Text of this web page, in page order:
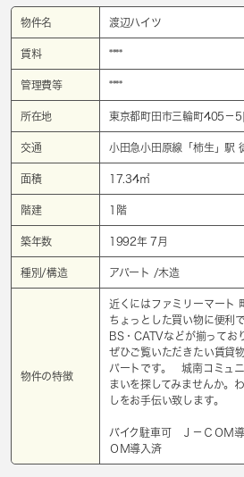
物件名 渡辺ハイツ
賃料 ****
管理費等 ****
所在地 東京都町田市三輪町405－5[
交通 小田急小田原線「柿生 」駅
面積 17.34㎡
階建 1階
築年数 1992年 7月
種別/構造 アパート /木造
物件の特徴
近くにはファミリーマート
ちょっとした買い物に便利
BS・CATVなどが揃ってお
ぜひご覧いただきたい賃貸
パートです。 城南コミュ
まいを探してみませんか。
しをお手伝い致します。
バイク駐車可 Ｊ－ＣＯＭ
ＯＭ導入済